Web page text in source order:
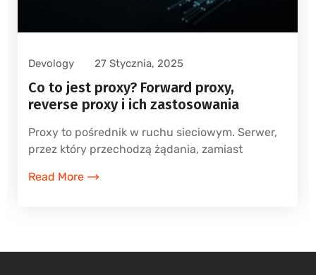
Devology 27 Stycznia, 2025
Co to jest proxy? Forward proxy,
reverse proxy i ich zastosowania
Proxy to pośrednik w ruchu sieciowym. Serwer,
przez który przechodzą żądania, zamiast
Read More